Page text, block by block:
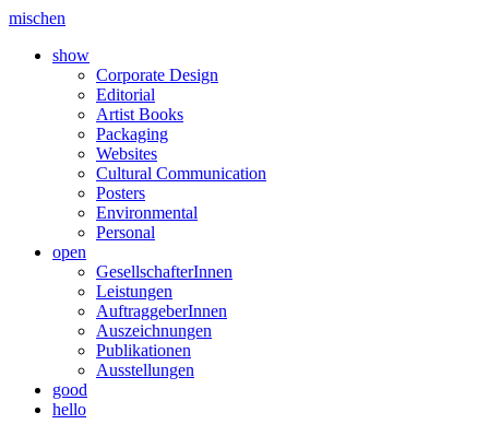
mischen
show
Corporate Design
Editorial
Artist Books
Packaging
Websites
Cultural Communication
Posters
Environmental
Personal
open
GesellschafterInnen
Leistungen
AuftraggeberInnen
Auszeichnungen
Publikationen
Ausstellungen
good
hello